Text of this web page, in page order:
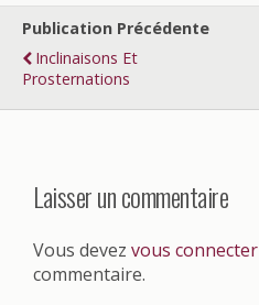
Publication Précédente
Inclinaisons Et
Prosternations
Laisser un commentaire
Vous devez vous connecter
commentaire.